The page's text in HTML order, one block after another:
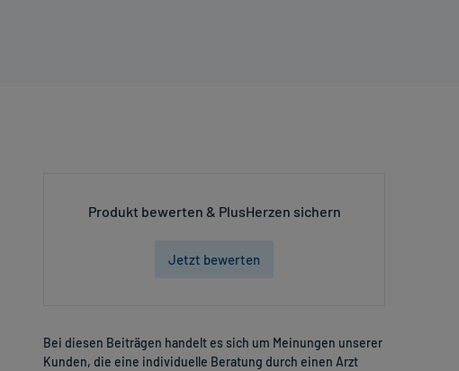
Produkt bewerten & PlusHerzen sichern
Jetzt bewerten
Bei diesen Beiträgen handelt es sich um Meinungen unserer
Kunden, die eine individuelle Beratung durch einen Arzt